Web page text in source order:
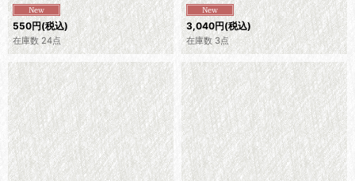
550円(税込)
在庫数 24点
3,040円(税込)
在庫数 3点